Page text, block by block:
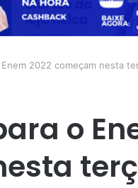
2022 começam nesta
o